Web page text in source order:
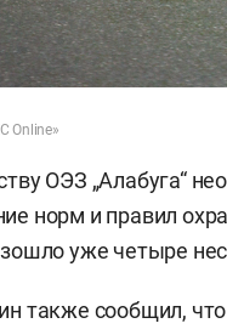
Online»
ОЭЗ „Алабуга“
норм и правил
уже четыре
также сообщил,